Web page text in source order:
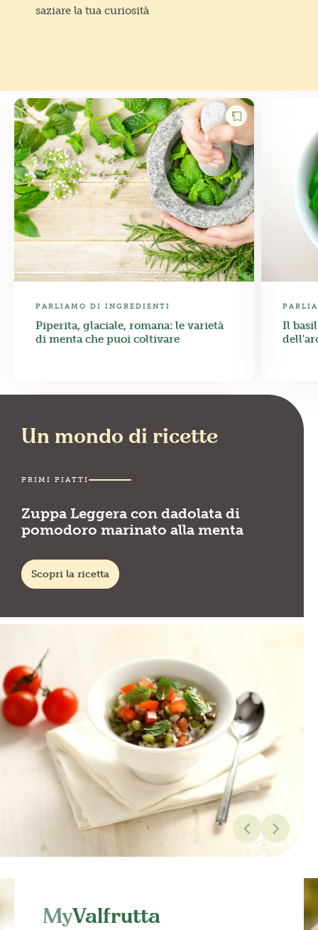
saziare la tua curiosità
PARLIAMO DI INGREDIENTI
Piperita, glaciale, romana: le varietà
di menta che puoi coltivare
Il
Un mondo di ricette
PRIMI PIATTI
Zuppa Leggera con dadolata di
pomodoro marinato alla menta
Scopri la ricetta
MyValfrutta